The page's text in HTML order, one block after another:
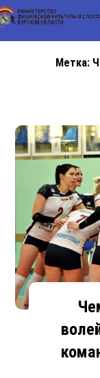
Метка: